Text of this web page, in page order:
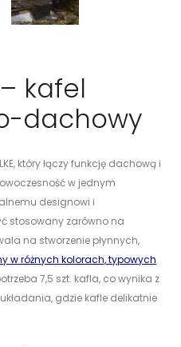
kafel
dachowy
który łączy funkcję dachową i
w jednym
designowi i
stosowany zarówno na
na stworzenie płynnych,
w różnych kolorach, typowych
7,5 szt. kafla, co wynika z
gdzie kafle delikatnie